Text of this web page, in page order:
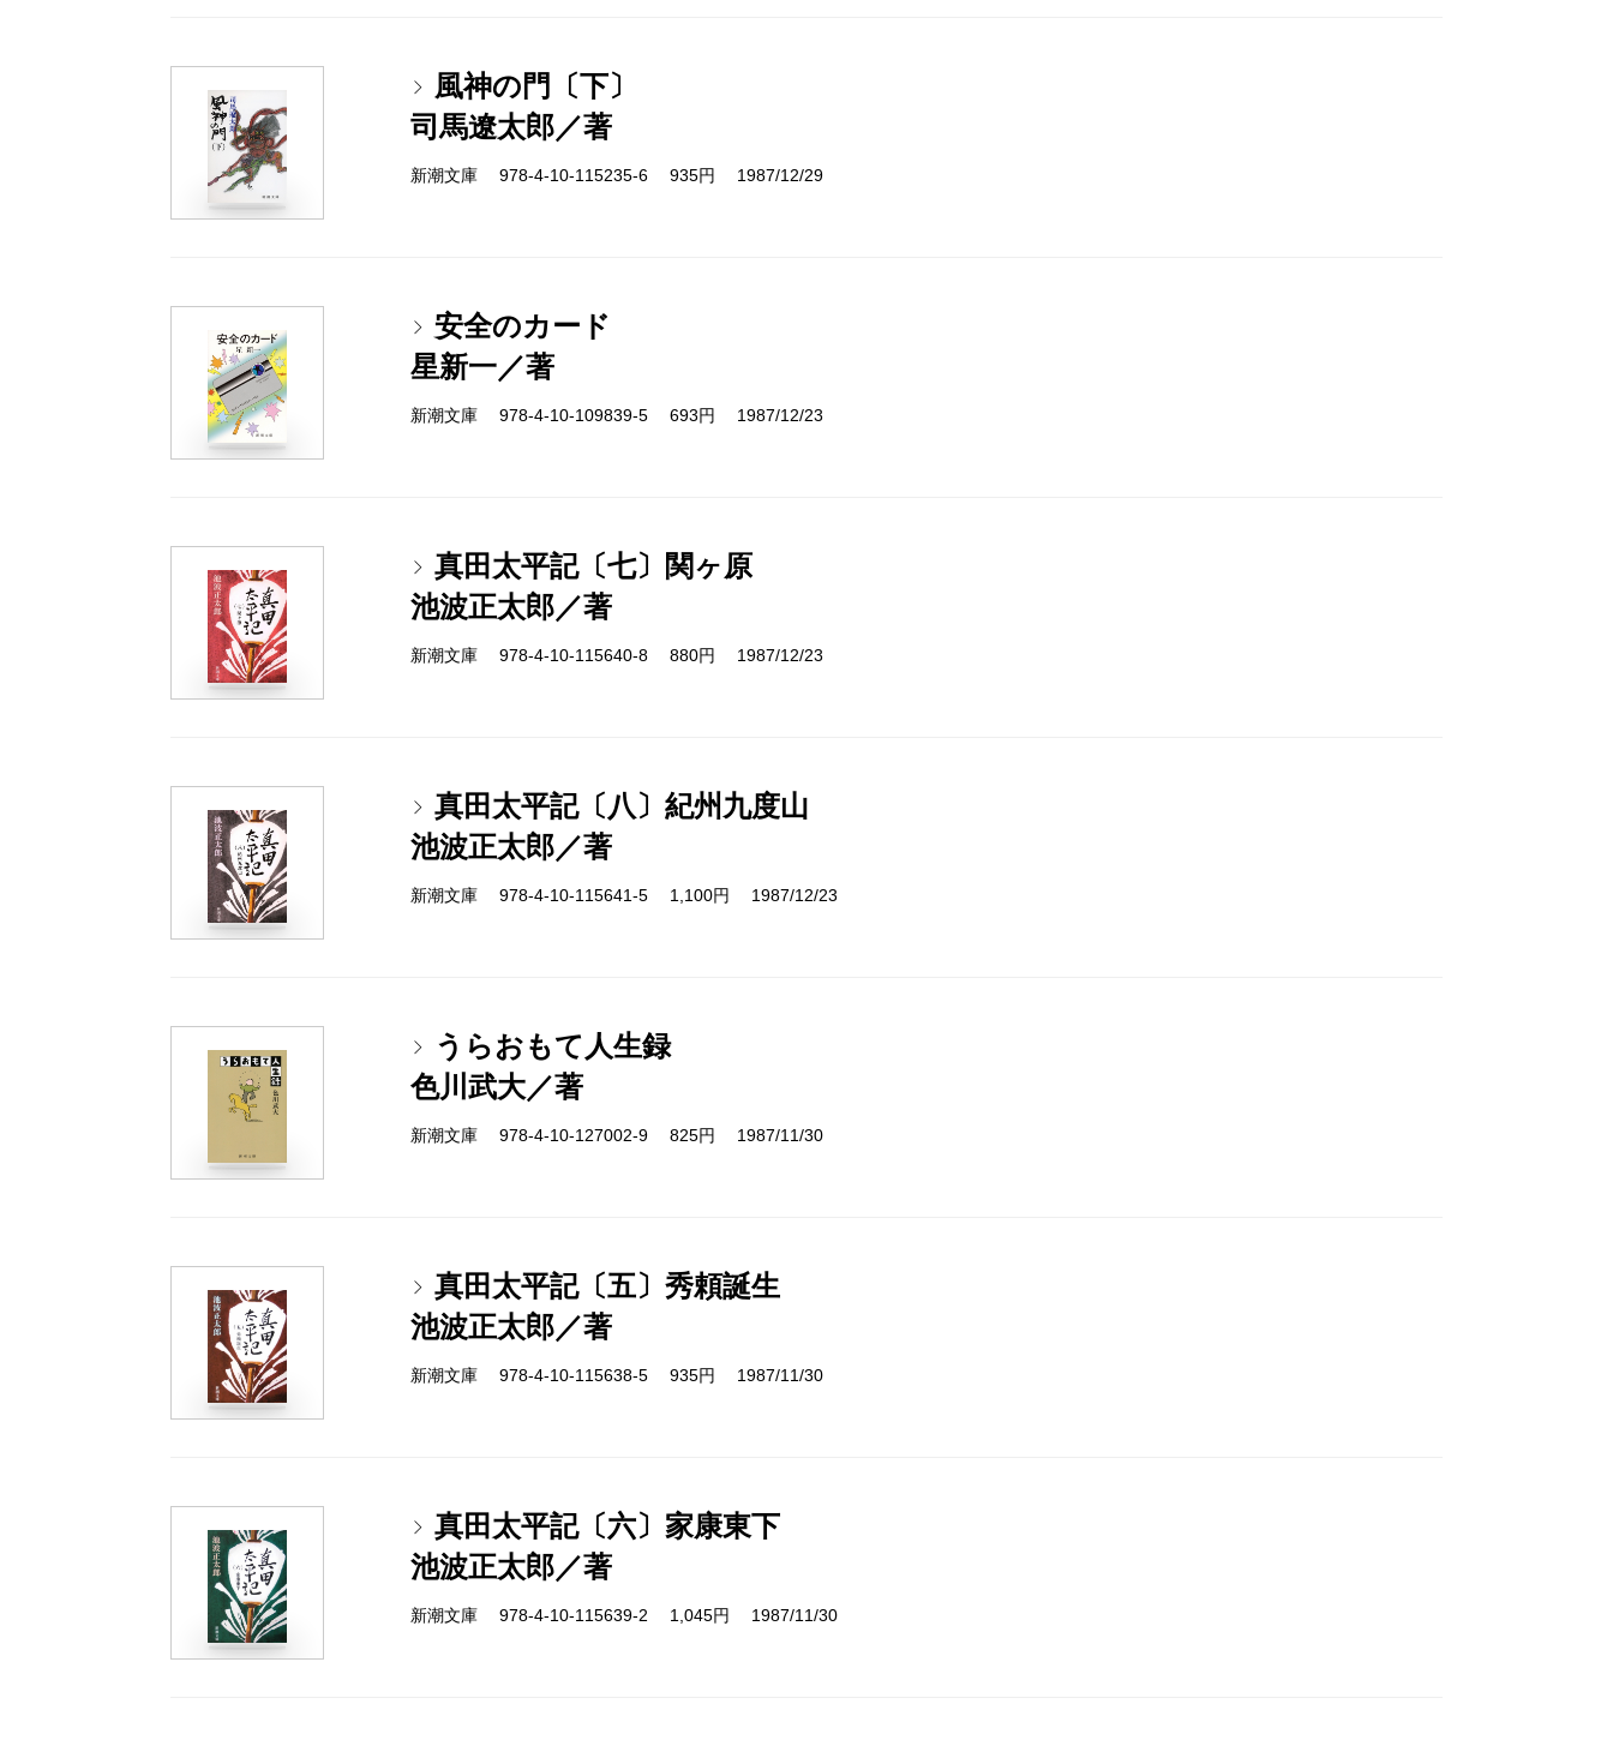
風神の門〔下〕
司馬遼太郎／著
新潮文庫 978-4-10-115235-6 935円 1987/12/29
安全のカード
星新一／著
新潮文庫 978-4-10-109839-5 693円 1987/12/23
真田太平記〔七〕関ヶ原
池波正太郎／著
新潮文庫 978-4-10-115640-8 880円 1987/12/23
真田太平記〔八〕紀州九度山
池波正太郎／著
新潮文庫 978-4-10-115641-5 1,100円 1987/12/23
うらおもて人生録
色川武大／著
新潮文庫 978-4-10-127002-9 825円 1987/11/30
真田太平記〔五〕秀頼誕生
池波正太郎／著
新潮文庫 978-4-10-115638-5 935円 1987/11/30
真田太平記〔六〕家康東下
池波正太郎／著
新潮文庫 978-4-10-115639-2 1,045円 1987/11/30